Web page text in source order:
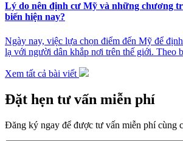
Lý do nên định cư Mỹ và những chương
biến hiện nay?
Ngày nay, việc lựa chọn điểm đến Mỹ để
lạ với người dân khắp nơi trên thế giới. Theo
Xem tất cả bài viết
Đặt hẹn tư vấn miễn phí
Đăng ký ngay để được tư vấn miễn phí cùng